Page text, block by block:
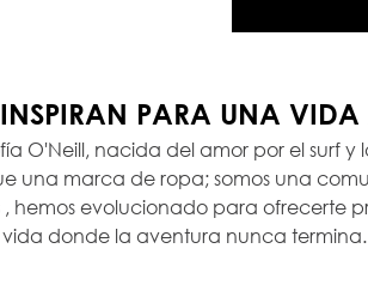
PARA UNA VIDA
O'Neill, nacida del amor por el surf
una marca de ropa; somos una
, hemos evolucionado para
vida donde la aventura nunca termina.